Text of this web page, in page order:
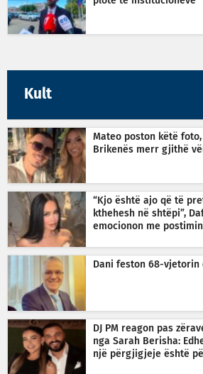
Kult
Mateo poston këtë
Brikenës merr gjithë
“Kjo është ajo që të
kthehesh në shtëpi”,
emocionon me
Dani feston 68-vjetorin
DJ PM reagon pas
nga Sarah Berisha:
një përgjigjeje është